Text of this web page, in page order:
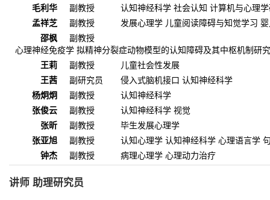
毛利华
副教授
认知神经科学 社会认知 计算机与心理
孟祥芝
副教授
发展心理学 儿童阅读障碍与知觉学习
邵枫
副教授
心理神经免疫学 拟精神分裂症动物模型的认知障碍及其中枢机制研究
王莉
副教授
儿童社会性发展
王茜
副研究员
侵入式脑机接口 认知神经科学
杨炯炯
副教授
认知神经科学
张俊云
副教授
认知神经科学 视觉
张昕
副教授
毕生发展心理学
张亚旭
副教授
认知心理学 认知神经科学 心理语言学
钟杰
副教授 病理心理学 心理动力治疗
讲师 助理研究员